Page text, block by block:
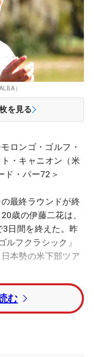
）
を見る
ンゴ・ゴルフ・
・キャニオン（米
・パー72＞
最終ラウンドが終
歳の伊藤二花は、
3日間を終えた。昨
フクラシック」
本勢の米下部ツア
快走した。13番で
と連続でダブルボ
む